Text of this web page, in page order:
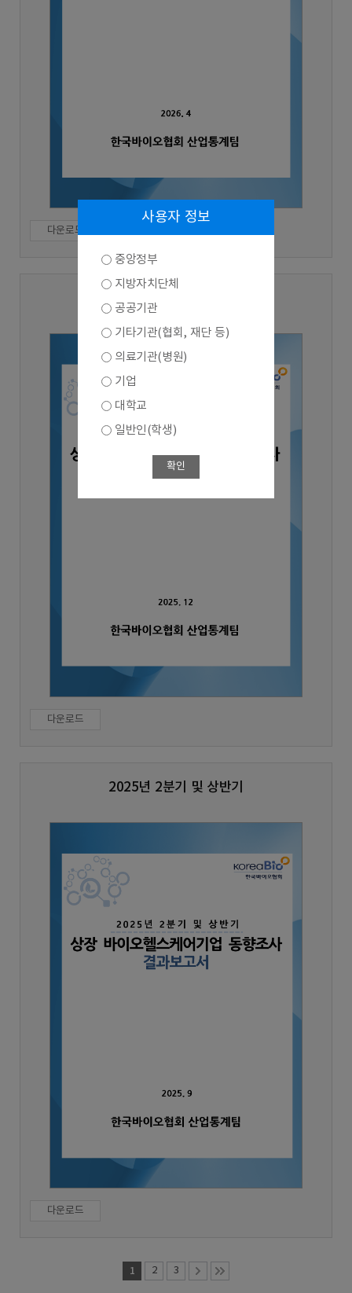
다운로드
2025년 3분기
다운로드
2025년 2분기 및 상반기
다운로드
1 2 3
사용자 정보
중앙정부
지방자치단체
공공기관
기타기관(협회, 재단 등)
의료기관(병원)
기업
대학교
일반인(학생)
확인